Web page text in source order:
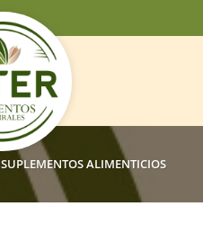
SUPLEMENTOS ALIMENTICIOS